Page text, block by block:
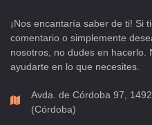
¡Nos encantaría saber de ti! Si
comentario o simplemente
nosotros, no dudes en hacerlo.
ayudarte en lo que necesites.
Avda. de Córdoba 97,
(Córdoba)